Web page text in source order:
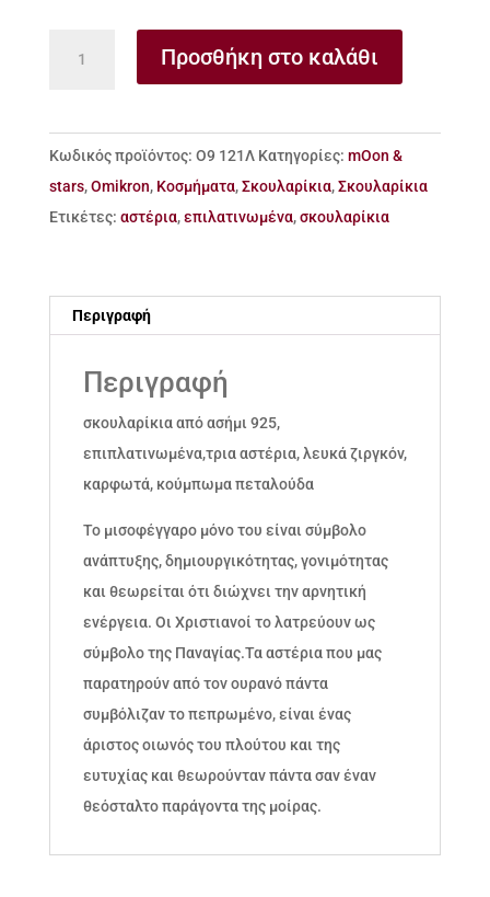
925
Moon
&
Stars
Προσθήκη στο καλάθι
Κωδικός προϊόντος: Ο9 121Λ Κατηγορίες: mOon &
stars,Omikron, Κοσμήματα,Σκουλαρίκια,Σκουλαρίκια
Ετικέτες: αστέρια,επιλατινωμένα,σκουλαρίκια
Περιγραφή
Περιγραφή
σκουλαρίκια από ασήμι 925,
επιπλατινωμένα,τρια αστέρια, λευκά ζιργκόν,
καρφωτά, κούμπωμα πεταλούδα
Το μισοφέγγαρο μόνο του είναι σύμβολο
ανάπτυξης, δημιουργικότητας, γονιμότητας
και θεωρείται ότι διώχνει την αρνητική
ενέργεια. Οι Χριστιανοί το λατρεύουν ως
σύμβολο της Παναγίας.Τα αστέρια που μας
παρατηρούν από τον ουρανό πάντα
συμβόλιζαν το πεπρωμένο, είναι ένας
άριστος οιωνός του πλούτου και της
ευτυχίας και θεωρούνταν πάντα σαν έναν
θεόσταλτο παράγοντα της μοίρας.